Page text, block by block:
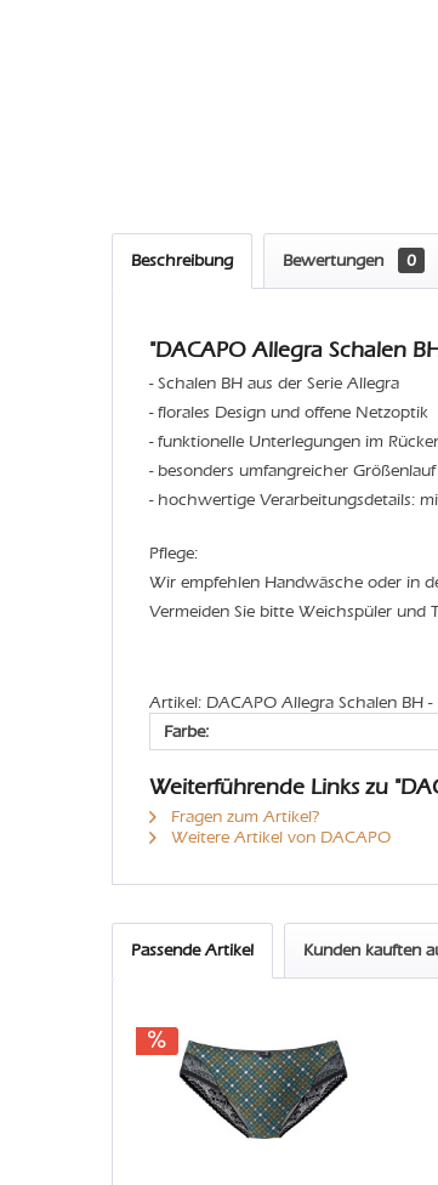
Beschreibung Bewertungen 0
"DACAPO Allegra Schalen
- Schalen BH aus der Serie Allegra
- florales Design und offene Netzoptik
- funktionelle Unterlegungen im
- besonders umfangreicher
- hochwertige Verarbeitungsdetails:
Pflege:
Wir empfehlen Handwäsche oder in
Vermeiden Sie bitte Weichspüler und
Artikel: DACAPO Allegra Schalen BH
Farbe:
Weiterführende Links zu
Fragen zum Artikel?
Weitere Artikel von DACAPO
Passende Artikel Kunden kauften